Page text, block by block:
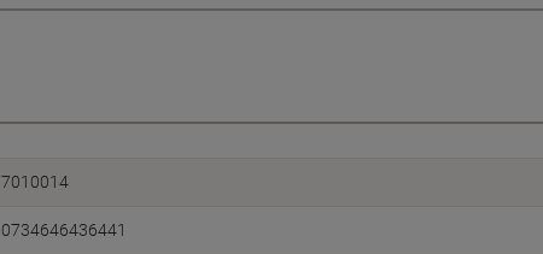
7010014
0734646436441